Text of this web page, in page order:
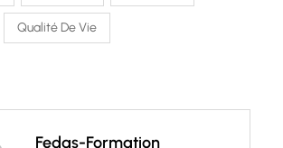
Qualité De Vie
Fedas-Formation